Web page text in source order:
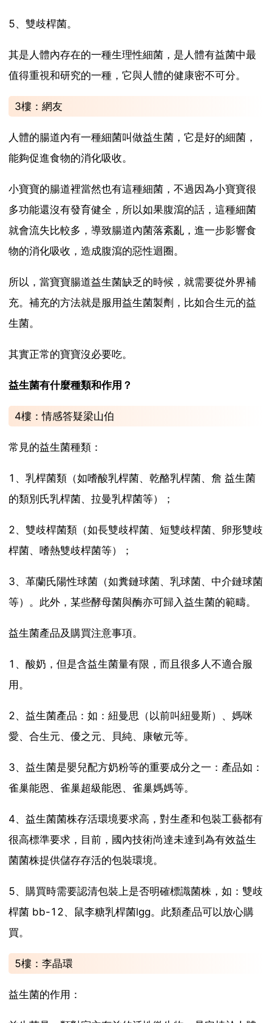
5、雙歧桿菌。
其是人體內存在的一種生理性細菌，是人體有益菌中最
值得重視和研究的一種，它與人體的健康密不可分。
3樓：網友
人體的腸道內有一種細菌叫做益生菌，它是好的細菌，
能夠促進食物的消化吸收。
小寶寶的腸道裡當然也有這種細菌，不過因為小寶寶很
多功能還沒有發育健全，所以如果腹瀉的話，這種細菌
就會流失比較多，導致腸道內菌落紊亂，進一步影響食
物的消化吸收，造成腹瀉的惡性迴圈。
所以，當寶寶腸道益生菌缺乏的時候，就需要從外界補
充。補充的方法就是服用益生菌製劑，比如合生元的益
生菌。
其實正常的寶寶沒必要吃。
益生菌有什麼種類和作用？
4樓：情感答疑梁山伯
常見的益生菌種類：
1、乳桿菌類（如嗜酸乳桿菌、乾酪乳桿菌、詹 益生菌
的類別氏乳桿菌、拉曼乳桿菌等）；
2、雙歧桿菌類（如長雙歧桿菌、短雙歧桿菌、卵形雙歧
桿菌、嗜熱雙歧桿菌等）；
3、革蘭氏陽性球菌（如糞鏈球菌、乳球菌、中介鏈球菌
等）。此外，某些酵母菌與酶亦可歸入益生菌的範疇。
益生菌產品及購買注意事項。
1、酸奶，但是含益生菌量有限，而且很多人不適合服
用。
2、益生菌產品：如：紐曼思（以前叫紐曼斯）、媽咪
愛、合生元、優之元、貝純、康敏元等。
3、益生菌是嬰兒配方奶粉等的重要成分之一：產品如：
雀巢能恩、雀巢超級能恩、雀巢媽媽等。
4、益生菌菌株存活環境要求高，對生產和包裝工藝都有
很高標準要求，目前，國內技術尚達未達到為有效益生
菌菌株提供儲存存活的包裝環境。
5、購買時需要認清包裝上是否明確標識菌株，如：雙歧
桿菌 bb-12、鼠李糖乳桿菌lgg。此類產品可以放心購
買。
5樓：李晶環
益生菌的作用：